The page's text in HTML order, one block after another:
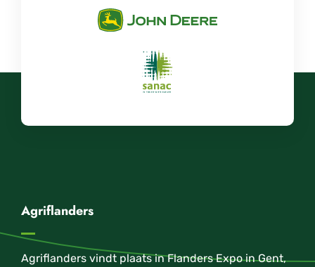
Agriflanders
Agriflanders vindt plaats in Flanders Expo in Gent,